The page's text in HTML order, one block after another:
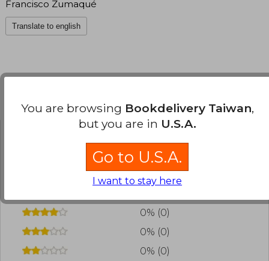
Francisco Zumaqué
Translate to english
Customers reviews
0% (0)
0% (0)
0% (0)
You are browsing Bookdelivery Taiwan,
but you are in U.S.A.
Go to U.S.A.
I want to stay here